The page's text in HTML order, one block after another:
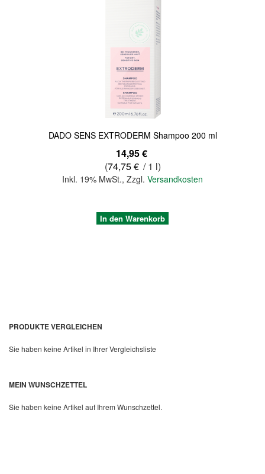
DADO SENS EXTRODERM Shampoo 200 ml
14,95 €
(74,75 € / 1 l)
Inkl. 19% MwSt., Zzgl. Versandkosten
Quickview
In den Warenkorb
PRODUKTE VERGLEICHEN
Sie haben keine Artikel in Ihrer Vergleichsliste
MEIN WUNSCHZETTEL
Sie haben keine Artikel auf Ihrem Wunschzettel.